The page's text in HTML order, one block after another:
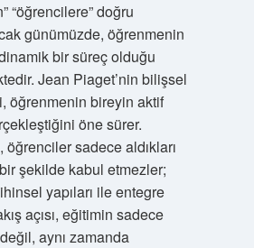
“öğrencilere” doğru
günümüzde, öğrenmenin
bir süreç olduğu
Jean Piaget’nin bilişsel
öğrenmenin bireyin aktif
öne sürer.
öğrenciler sadece aldıkları
şekilde kabul etmezler;
yapıları ile entegre
açısı, eğitimin sadece
aynı zamanda